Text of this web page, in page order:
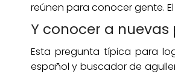
reúnen para conocer gente.
Y conocer a
Esta pregunta típica para
español y buscador de